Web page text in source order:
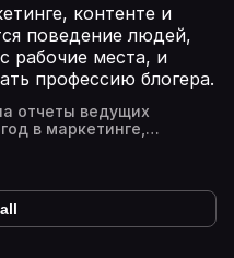
я опиралась на
канал:
ВК:
контенте и
поведение людей,
рабочие места, и
профессию блогера.
отчеты ведущих
в маркетинге,
выдержки с
меня в
ВК: